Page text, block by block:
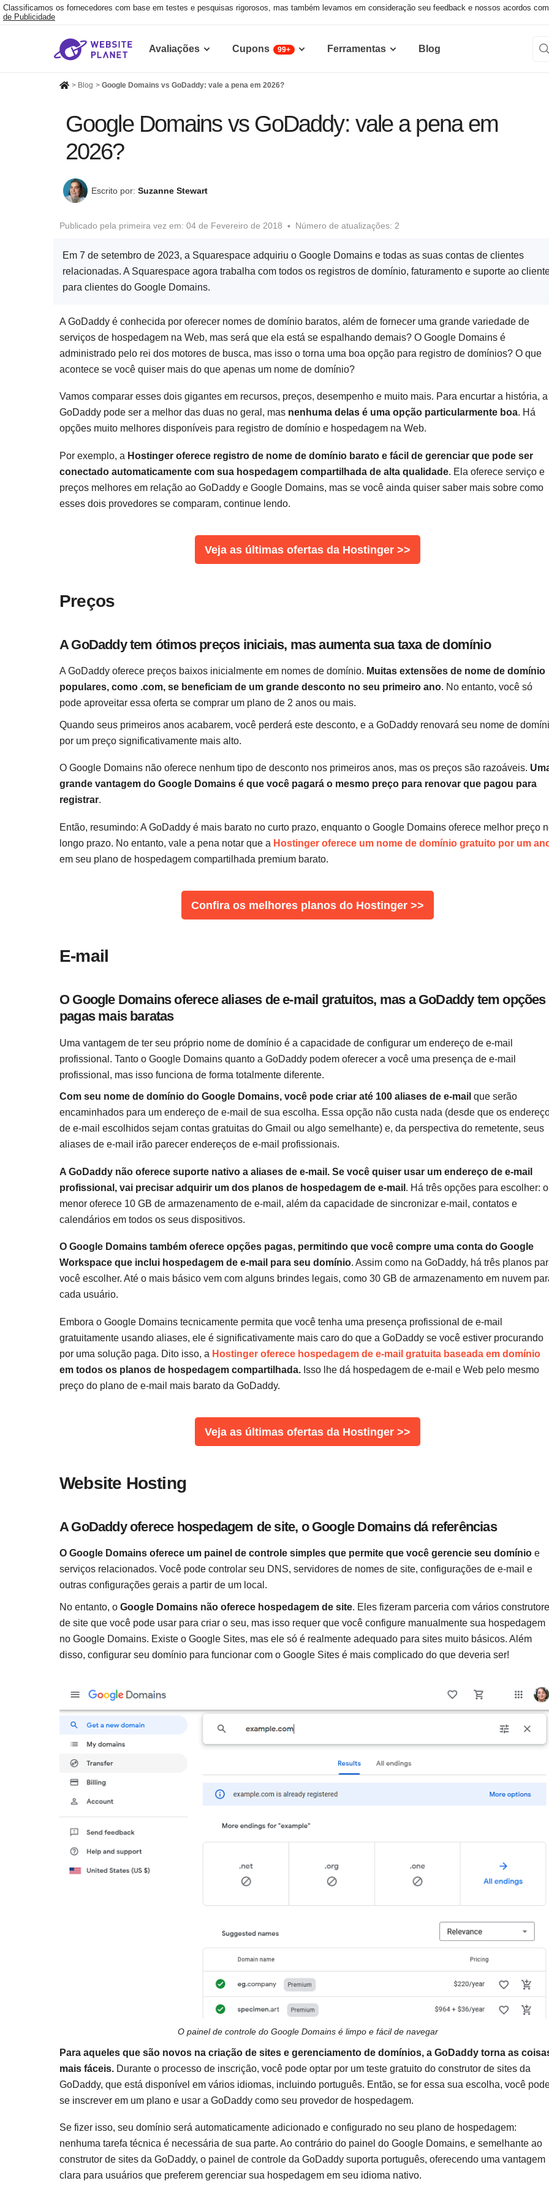
Classificamos os fornecedores com base em testes e pesquisas rigorosos, mas também levamos em consideração seu feedback e nossos acordos
de Publicidade
Avaliações Cupons 99+ Ferramentas Blog
> Blog > Google Domains vs GoDaddy: vale a pena em 2026?
Google Domains vs GoDaddy: vale a pena em
2026?
Escrito por: Suzanne Stewart
Publicado pela primeira vez em: 04 de Fevereiro de 2018 Número de atualizações: 2
Em 7 de setembro de 2023, a Squarespace adquiriu o Google Domains e todas as suas contas de clientes
relacionadas. A Squarespace agora trabalha com todos os registros de domínio, faturamento e suporte ao
para clientes do Google Domains.
A GoDaddy é conhecida por oferecer nomes de domínio baratos, além de fornecer uma grande variedade de
serviços de hospedagem na Web, mas será que ela está se espalhando demais? O Google Domains é
administrado pelo rei dos motores de busca, mas isso o torna uma boa opção para registro de domínios? O que
acontece se você quiser mais do que apenas um nome de domínio?
Vamos comparar esses dois gigantes em recursos, preços, desempenho e muito mais. Para encurtar a história, a
GoDaddy pode ser a melhor das duas no geral, mas nenhuma delas é uma opção particularmente boa. Há
opções muito melhores disponíveis para registro de domínio e hospedagem na Web.
Por exemplo, a Hostinger oferece registro de nome de domínio barato e fácil de gerenciar que pode ser
conectado automaticamente com sua hospedagem compartilhada de alta qualidade. Ela oferece serviço e
preços melhores em relação ao GoDaddy e Google Domains, mas se você ainda quiser saber mais sobre como
esses dois provedores se comparam, continue lendo.
Veja as últimas ofertas da Hostinger >>
Preços
A GoDaddy tem ótimos preços iniciais, mas aumenta sua taxa de domínio
A GoDaddy oferece preços baixos inicialmente em nomes de domínio. Muitas extensões de nome de domínio
populares, como .com, se beneficiam de um grande desconto no seu primeiro ano. No entanto, você só
pode aproveitar essa oferta se comprar um plano de 2 anos ou mais.
Quando seus primeiros anos acabarem, você perderá este desconto, e a GoDaddy renovará seu nome de
por um preço significativamente mais alto.
O Google Domains não oferece nenhum tipo de desconto nos primeiros anos, mas os preços são razoáveis.
grande vantagem do Google Domains é que você pagará o mesmo preço para renovar que pagou para
registrar.
Então, resumindo: A GoDaddy é mais barato no curto prazo, enquanto o Google Domains oferece melhor preço
longo prazo. No entanto, vale a pena notar que a Hostinger oferece um nome de domínio gratuito por um
em seu plano de hospedagem compartilhada premium barato.
Confira os melhores planos do Hostinger >>
E-mail
O Google Domains oferece aliases de e-mail gratuitos, mas a GoDaddy tem opções
pagas mais baratas
Uma vantagem de ter seu próprio nome de domínio é a capacidade de configurar um endereço de e-mail
profissional. Tanto o Google Domains quanto a GoDaddy podem oferecer a você uma presença de e-mail
profissional, mas isso funciona de forma totalmente diferente.
Com seu nome de domínio do Google Domains, você pode criar até 100 aliases de e-mail que serão
encaminhados para um endereço de e-mail de sua escolha. Essa opção não custa nada (desde que os
de e-mail escolhidos sejam contas gratuitas do Gmail ou algo semelhante) e, da perspectiva do remetente, seus
aliases de e-mail irão parecer endereços de e-mail profissionais.
A GoDaddy não oferece suporte nativo a aliases de e-mail. Se você quiser usar um endereço de e-mail
profissional, vai precisar adquirir um dos planos de hospedagem de e-mail . Há três opções para escolher: o
menor oferece 10 GB de armazenamento de e-mail, além da capacidade de sincronizar e-mail, contatos e
calendários em todos os seus dispositivos.
O Google Domains também oferece opções pagas, permitindo que você compre uma conta do Google
Workspace que inclui hospedagem de e-mail para seu domínio. Assim como na GoDaddy, há três planos
você escolher. Até o mais básico vem com alguns brindes legais, como 30 GB de armazenamento em nuvem
cada usuário.
Embora o Google Domains tecnicamente permita que você tenha uma presença profissional de e-mail
gratuitamente usando aliases, ele é significativamente mais caro do que a GoDaddy se você estiver procurando
por uma solução paga. Dito isso, a Hostinger oferece hospedagem de e-mail gratuita baseada em domínio
em todos os planos de hospedagem compartilhada. Isso lhe dá hospedagem de e-mail e Web pelo mesmo
preço do plano de e-mail mais barato da GoDaddy.
Veja as últimas ofertas da Hostinger >>
Website Hosting
A GoDaddy oferece hospedagem de site, o Google Domains dá referências
O Google Domains oferece um painel de controle simples que permite que você gerencie seu domínio e
serviços relacionados. Você pode controlar seu DNS, servidores de nomes de site, configurações de e-mail e
outras configurações gerais a partir de um local.
No entanto, o Google Domains não oferece hospedagem de site. Eles fizeram parceria com vários
de site que você pode usar para criar o seu, mas isso requer que você configure manualmente sua hospedagem
no Google Domains. Existe o Google Sites, mas ele só é realmente adequado para sites muito básicos. Além
disso, configurar seu domínio para funcionar com o Google Sites é mais complicado do que deveria ser!
O painel de controle do Google Domains é limpo e fácil de navegar
Para aqueles que são novos na criação de sites e gerenciamento de domínios, a GoDaddy torna as
mais fáceis. Durante o processo de inscrição, você pode optar por um teste gratuito do construtor de sites da
GoDaddy, que está disponível em vários idiomas, incluindo português. Então, se for essa sua escolha, você
se inscrever em um plano e usar a GoDaddy como seu provedor de hospedagem.
Se fizer isso, seu domínio será automaticamente adicionado e configurado no seu plano de hospedagem:
nenhuma tarefa técnica é necessária de sua parte. Ao contrário do painel do Google Domains, e semelhante ao
construtor de sites da GoDaddy, o painel de controle da GoDaddy suporta português, oferecendo uma vantagem
clara para usuários que preferem gerenciar sua hospedagem em seu idioma nativo.